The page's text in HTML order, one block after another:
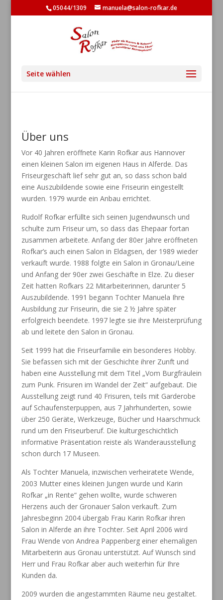
05044/1309 manuela@salon-rofkar.de
Seite wählen
Über uns
Vor 40 Jahren eröffnete Karin Rofkar aus Hannover
einen kleinen Salon im eigenen Haus in Alferde. Das
Friseurgeschäft lief sehr gut an, so dass schon bald
eine Auszubildende sowie eine Friseurin eingestellt
wurden. 1979 wurde ein Anbau errichtet.
Rudolf Rofkar erfüllte sich seinen Jugendwunsch und
schulte zum Friseur um, so dass das Ehepaar fortan
zusammen arbeitete. Anfang der 80er Jahre eröffneten
Rofkar’s auch einen Salon in Eldagsen, der 1989 wieder
verkauft wurde. 1988 folgte ein Salon in Gronau/Leine
und Anfang der 90er zwei Geschäfte in Elze. Zu dieser
Zeit hatten Rofkars 22 Mitarbeiterinnen, darunter 5
Auszubildende. 1991 begann Tochter Manuela Ihre
Ausbildung zur Friseurin, die sie 2 ½ Jahre später
erfolgreich beendete. 1997 legte sie ihre Meisterprüfung
ab und leitete den Salon in Gronau.
Seit 1999 hat die Friseurfamilie ein besonderes Hobby.
Sie befassen sich mit der Geschichte ihrer Zunft und
haben eine Ausstellung mit dem Titel „Vom Burgfräulein
zum Punk. Frisuren im Wandel der Zeit“ aufgebaut. Die
Ausstellung zeigt rund 40 Frisuren, teils mit Garderobe
auf Schaufensterpuppen, aus 7 Jahrhunderten, sowie
über 250 Geräte, Werkzeuge, Bücher und Haarschmuck
rund um den Friseurberuf. Die kulturgeschichtlich
informative Präsentation reiste als Wanderausstellung
schon durch 17 Museen.
Als Tochter Manuela, inzwischen verheiratete Wende,
2003 Mutter eines kleinen Jungen wurde und Karin
Rofkar „in Rente“ gehen wollte, wurde schweren
Herzens auch der Gronauer Salon verkauft. Zum
Jahresbeginn 2004 übergab Frau Karin Rofkar ihren
Salon in Alferde an ihre Tochter. Seit April 2006 wird
Frau Wende von Andrea Pappenberg einer ehemaligen
Mitarbeiterin aus Gronau unterstützt. Auf Wunsch sind
Herr und Frau Rofkar aber auch weiterhin für Ihre
Kunden da.
2009 wurden die angestammten Räume neu gestaltet.